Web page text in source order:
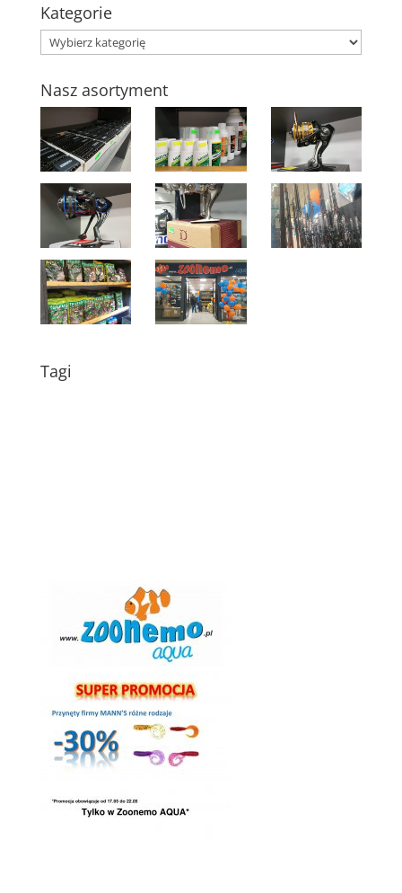
Kategorie
Kategorie
Nasz asortyment
Tagi